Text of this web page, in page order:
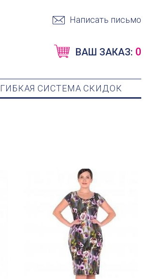
Написать письмо
ВАШ ЗАКАЗ: 0
ГИБКАЯ СИСТЕМА СКИДОК